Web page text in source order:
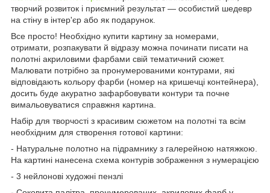
творчий розвиток і приємний результат — особистий шедевр
на стіну в інтер'єр або як подарунок.
Все просто! Необхідно купити картину за номерами,
отримати, розпакувати й відразу можна починати писати на
полотні акриловими фарбами свій тематичний сюжет.
Малювати потрібно за пронумерованими контурами, які
відповідають кольору фарби (номер на кришечці контейнера),
досить буде акуратно зафарбовувати контури та почне
вимальовуватися справжня картина.
Набір для творчості з красивим сюжетом на полотні та всім
необхідним для створення готової картини:
- Натуральне полотно на підрамнику з галерейною натяжкою.
На картині нанесена схема контурів зображення з нумерацією
- 3 нейлонові художні пензлі